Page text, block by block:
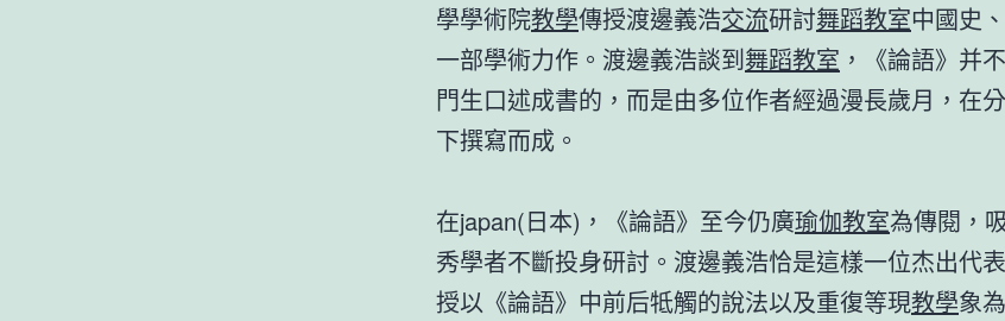
學學術院教學傳授渡邊義浩交流研討舞蹈教室中國史
一部學術力作。渡邊義浩談到舞蹈教室 ，《論語》并
門生口述成書的，而是由多位作者經過漫長歲月，在
下撰寫而成。
在japan(日本)，《論語》至今仍廣瑜伽教室為傳閱，
秀學者不斷投身研討。渡邊義浩恰是這樣一位杰出代
授以《論語》中前后牴觸的說法以及重復等現教學象